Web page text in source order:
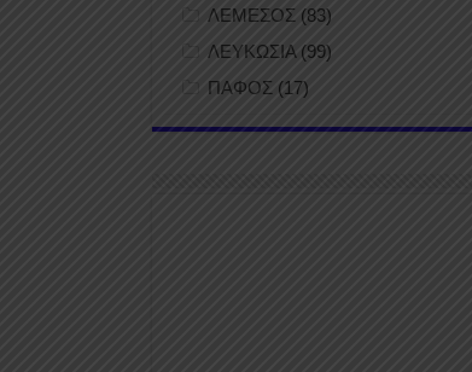
ΛΕΜΕΣΟΣ (83)
ΛΕΥΚΩΣΙΑ(99)
ΠΑΦΟΣ (17)